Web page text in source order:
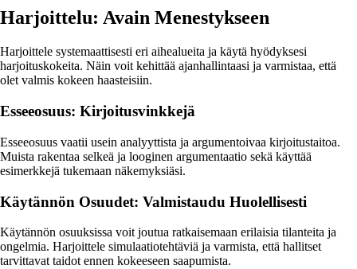
Harjoittelu: Avain Menestykseen
Harjoittele systemaattisesti eri aihealueita ja käytä hyödyksesi
harjoituskokeita. Näin voit kehittää ajanhallintaasi ja varmistaa, että
olet valmis kokeen haasteisiin.
Esseeosuus: Kirjoitusvinkkejä
Esseeosuus vaatii usein analyyttista ja argumentoivaa kirjoitustaitoa.
Muista rakentaa selkeä ja looginen argumentaatio sekä käyttää
esimerkkejä tukemaan näkemyksiäsi.
Käytännön Osuudet: Valmistaudu Huolellisesti
Käytännön osuuksissa voit joutua ratkaisemaan erilaisia tilanteita ja
ongelmia. Harjoittele simulaatiotehtäviä ja varmista, että hallitset
tarvittavat taidot ennen kokeeseen saapumista.